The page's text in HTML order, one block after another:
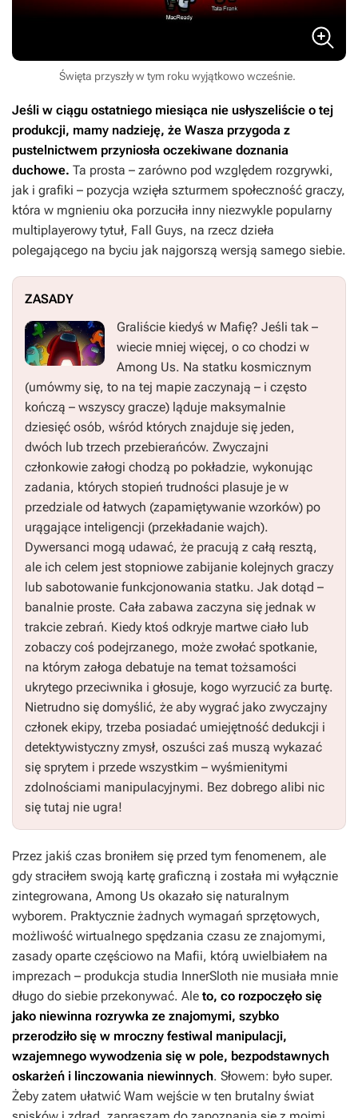
Święta przyszły w tym roku wyjątkowo wcześnie.
Jeśli w ciągu ostatniego miesiąca nie usłyszeliście o tej
produkcji, mamy nadzieję, że Wasza przygoda z
pustelnictwem przyniosła oczekiwane doznania
duchowe. Ta prosta – zarówno pod względem rozgrywki,
jak i grafiki – pozycja wzięła szturmem społeczność graczy,
która w mgnieniu oka porzuciła inny niezwykle popularny
multiplayerowy tytuł, Fall Guys, na rzecz dzieła
polegającego na byciu jak najgorszą wersją samego siebie.
ZASADY
Graliście kiedyś w Mafię? Jeśli tak –
wiecie mniej więcej, o co chodzi w
Among Us. Na statku kosmicznym
(umówmy się, to na tej mapie zaczynają – i często
kończą – wszyscy gracze) ląduje maksymalnie
dziesięć osób, wśród których znajduje się jeden,
dwóch lub trzech przebierańców. Zwyczajni
członkowie załogi chodzą po pokładzie, wykonując
zadania, których stopień trudności plasuje je w
przedziale od łatwych (zapamiętywanie wzorków) po
urągające inteligencji (przekładanie wajch).
Dywersanci mogą udawać, że pracują z całą resztą,
ale ich celem jest stopniowe zabijanie kolejnych graczy
lub sabotowanie funkcjonowania statku. Jak dotąd –
banalnie proste. Cała zabawa zaczyna się jednak w
trakcie zebrań. Kiedy ktoś odkryje martwe ciało lub
zobaczy coś podejrzanego, może zwołać spotkanie,
na którym załoga debatuje na temat tożsamości
ukrytego przeciwnika i głosuje, kogo wyrzucić za burtę.
Nietrudno się domyślić, że aby wygrać jako zwyczajny
członek ekipy, trzeba posiadać umiejętność dedukcji i
detektywistyczny zmysł, oszuści zaś muszą wykazać
się sprytem i przede wszystkim – wyśmienitymi
zdolnościami manipulacyjnymi. Bez dobrego alibi nic
się tutaj nie ugra!
Przez jakiś czas broniłem się przed tym fenomenem, ale
gdy straciłem swoją kartę graficzną i została mi wyłącznie
zintegrowana, Among Us okazało się naturalnym
wyborem. Praktycznie żadnych wymagań sprzętowych,
możliwość wirtualnego spędzania czasu ze znajomymi,
zasady oparte częściowo na Mafii, którą uwielbiałem na
imprezach – produkcja studia InnerSloth nie musiała mnie
długo do siebie przekonywać. Ale to, co rozpoczęło się
jako niewinna rozrywka ze znajomymi, szybko
przerodziło się w mroczny festiwal manipulacji,
wzajemnego wywodzenia się w pole, bezpodstawnych
oskarżeń i linczowania niewinnych. Słowem: było super.
Żeby zatem ułatwić Wam wejście w ten brutalny świat